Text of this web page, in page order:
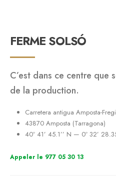
FERME SOLSÓ
C’est dans ce centre
de la production.
Carretera antigua Amposta-
43870 Amposta (Tarragona)
40º 41’ 45.1’’ N — 0º 32’
Appeler le 977 05 30 13